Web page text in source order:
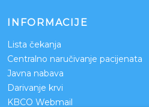
INFORMACIJE
Lista čekanja
Centralno naručivanje pacijenata
Javna nabava
Darivanje krvi
KBCO Webmail